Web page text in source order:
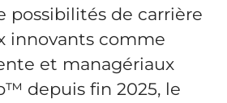
possibilités de carrière
innovants comme
et managériaux
depuis fin 2025, le